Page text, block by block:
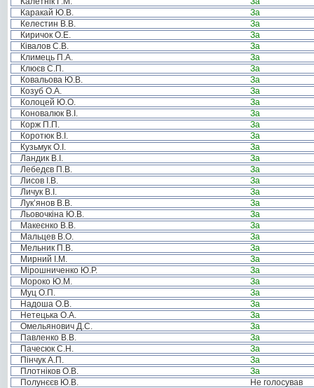
Каракай Ю.В.
За
Келестин В.В.
За
Киричок О.Е.
За
Ківалов С.В.
За
Климець П.А.
За
Клюєв С.П.
За
Ковальова Ю.В.
За
Козуб О.А.
За
Колоцей Ю.О.
За
Коновалюк В.І.
За
Корж П.П.
За
Коротюк В.І.
За
Кузьмук О.І.
За
Ландик В.І.
За
Лебедєв П.В.
За
Лисов І.В.
За
Личук В.І.
За
Лук’янов В.В.
За
Льовочкіна Ю.В.
За
Макеєнко В.В.
За
Мальцев В.О.
За
Мельник П.В.
За
Мирний І.М.
За
Мірошниченко Ю.Р.
За
Мороко Ю.М.
За
Муц О.П.
За
Надоша О.В.
За
Нетецька О.А.
За
Омельянович Д.С.
За
Павленко В.В.
За
Пачесюк С.Н.
За
Пінчук А.П.
За
Плотніков О.В.
За
Полунєєв Ю.В.
Не голосував